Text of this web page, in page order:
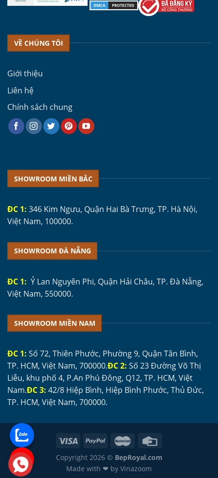
VỀ CHÚNG TÔI
Giới thiệu
Liên hệ
Chính sách chung
SHOWROOM MIỀN BẮC
ĐC 1: 346 Kim Ngưu, Quận Hai Bà Trưng, TP. Hà Nội,
Việt Nam, 100000.
SHOWROOM ĐÀ NẴNG
ĐC 1: Ỷ Lan Nguyên Phi, Quận Hải Châu, TP. Đà Nẵng,
Việt Nam, 550000.
SHOWROOM MIỀN NAM
ĐC 1: Số 72, Thiên Phước, Phường 9, Quận Tân Bình,
TP. HCM, Việt Nam, 700000.ĐC 2: Số 23 Đường Võ Thị
Liễu, khu phố 4, P.An Phú Đông, Q12, TP. HCM, Việt
Nam.ĐC 3: 42/8 Hiệp Bình, Hiệp Bình Phước, Thủ Đức,
TP. HCM, Việt Nam, 700000.
Copyright 2026 © BepRoyal.com
Made with ❤ by Vinazoom